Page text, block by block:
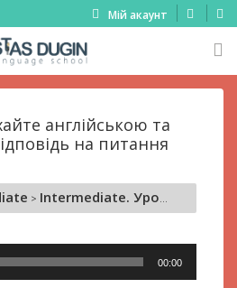
Мій акаунт
англійською та
на питання
Intermediate. Урок 8 Practical lesson
00:00